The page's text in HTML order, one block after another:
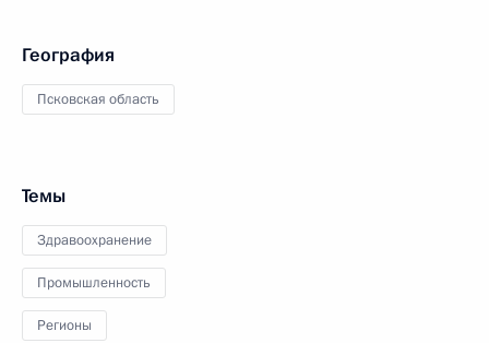
География
Псковская область
Темы
Здравоохранение
Промышленность
Регионы